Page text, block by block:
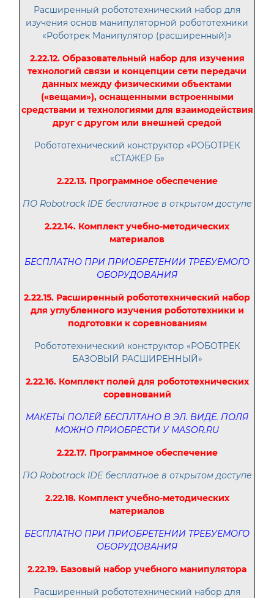
Расширенный робототехнический набор для
изучения основ манипуляторной робототехники
«Роботрек Манипулятор (расширенный)»
2.22.12. Образовательный набор для изучения
технологий связи и концепции сети передачи
данных между физическими объектами
(«вещами»), оснащенными встроенными
средствами и технологиями для взаимодействия
друг с другом или внешней средой
Робототехнический конструктор «РОБОТРЕК
«СТАЖЕР Б»
2.22.13. Программное обеспечение
ПО Robotrack IDE бесплатное в открытом доступе
2.22.14. Комплект учебно-методических
материалов
БЕСПЛАТНО ПРИ ПРИОБРЕТЕНИИ ТРЕБУЕМОГО
ОБОРУДОВАНИЯ
2.22.15. Расширенный робототехнический набор
для углубленного изучения робототехники и
подготовки к соревнованиям
Робототехнический конструктор «РОБОТРЕК
БАЗОВЫЙ РАСШИРЕННЫЙ»
2.22.16. Комплект полей для робототехнических
соревнований
МАКЕТЫ ПОЛЕЙ БЕСПЛТАНО В ЭЛ. ВИДЕ. ПОЛЯ
МОЖНО ПРИОБРЕСТИ У MASOR.RU
2.22.17. Программное обеспечение
ПО Robotrack IDE бесплатное в открытом доступе
2.22.18. Комплект учебно-методических
материалов
БЕСПЛАТНО ПРИ ПРИОБРЕТЕНИИ ТРЕБУЕМОГО
ОБОРУДОВАНИЯ
2.22.19. Базовый набор учебного манипулятора
Расширенный робототехнический набор для